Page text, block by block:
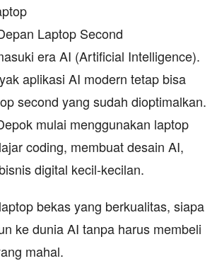
Laptop Second
era AI (Artificial Intelligence).
aplikasi AI modern tetap bisa
second yang sudah dioptimalkan.
mulai menggunakan laptop
coding, membuat desain AI,
digital kecil-kecilan.
bekas yang berkualitas, siapa
ke dunia AI tanpa harus membeli
mahal.